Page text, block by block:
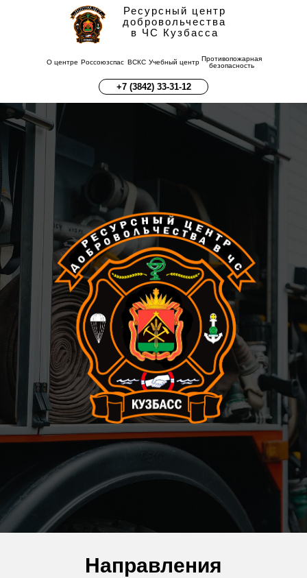
Ресурсный центр
добровольчества
в ЧС Кузбасса
О центре
+7 (3842) 33-31-12
Россоюзспас ВСКС Учебный центр Противопожарная
безопасность
Направления